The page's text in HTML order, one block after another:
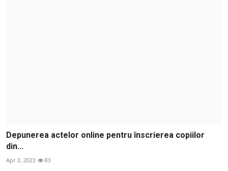
Depunerea actelor online pentru înscrierea copiilor
din...
Apr 3, 2023 83